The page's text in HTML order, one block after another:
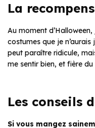
La
Au moment
costumes que je
peut paraître ridicule,
me sentir bien, et fière du
Les conseils
Si vous mangez